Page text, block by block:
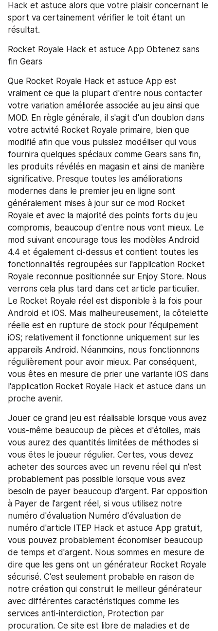
Hack et astuce alors que votre plaisir concernant le
sport va certainement vérifier le toit étant un
résultat.
Rocket Royale Hack et astuce App Obtenez sans
fin Gears
Que Rocket Royale Hack et astuce App est
vraiment ce que la plupart d'entre nous contacter
votre variation améliorée associée au jeu ainsi que
MOD. En règle générale, il s'agit d'un doublon dans
votre activité Rocket Royale primaire, bien que
modifié afin que vous puissiez modéliser qui vous
fournira quelques spéciaux comme Gears sans fin,
les produits révélés en magasin et ainsi de manière
significative. Presque toutes les améliorations
modernes dans le premier jeu en ligne sont
généralement mises à jour sur ce mod Rocket
Royale et avec la majorité des points forts du jeu
compromis, beaucoup d'entre nous vont mieux. Le
mod suivant encourage tous les modèles Android
4.4 et également ci-dessus et contient toutes les
fonctionnalités regroupées sur l'application Rocket
Royale reconnue positionnée sur Enjoy Store. Nous
verrons cela plus tard dans cet article particulier.
Le Rocket Royale réel est disponible à la fois pour
Android et iOS. Mais malheureusement, la côtelette
réelle est en rupture de stock pour l'équipement
iOS; relativement il fonctionne uniquement sur les
appareils Android. Néanmoins, nous fonctionnons
régulièrement pour avoir mieux. Par conséquent,
vous êtes en mesure de prier une variante iOS dans
l'application Rocket Royale Hack et astuce dans un
proche avenir.
Jouer ce grand jeu est réalisable lorsque vous avez
vous-même beaucoup de pièces et d'étoiles, mais
vous aurez des quantités limitées de méthodes si
vous êtes le joueur régulier. Certes, vous devez
acheter des sources avec un revenu réel qui n'est
probablement pas possible lorsque vous avez
besoin de payer beaucoup d'argent. Par opposition
à Payer de l'argent réel, si vous utilisez notre
numéro d'évaluation Numéro d'évaluation de
numéro d'article ITEP Hack et astuce App gratuit,
vous pouvez probablement économiser beaucoup
de temps et d'argent. Nous sommes en mesure de
dire que les gens ont un générateur Rocket Royale
sécurisé. C'est seulement probable en raison de
notre création qui construit le meilleur générateur
avec différentes caractéristiques comme les
services anti-interdiction, Protection par
procuration. Ce site est libre de maladies et de